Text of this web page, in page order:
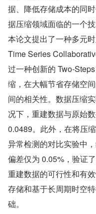
据、降低存储成本的同
据压缩领域面临的一个技
本论文提出了一种多元
Time Series
过一种创新的 Two-
缩，在大幅节省存储空
间的相关性。数据压缩
况下，重建数据与原始
0.0489。此外，在将压
异常检测的对比实验中
偏差仅为 0.05%，验证
重建数据的可行性和有
存储和基于长周期时空
础。